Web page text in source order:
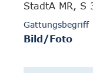
StadtA MR, S
Gattungsbegriff
Bild/Foto